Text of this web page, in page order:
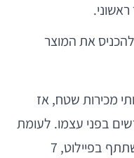
את המוצר
מכירות שטח, אז
בפני עצמו. לעומת
זאת, 18 מנהלי אזור שביקשו להשתתף בפיילוט, 7